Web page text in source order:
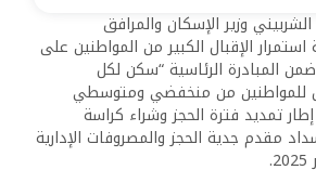
وزير الإسكان والمرافق
استمرار الإقبال الكبير من المواطنين على
ضمن المبادرة الرئاسية “سكن لكل
المخصص للمواطنين من منخفضي ومتوسطي
تمديد فترة الحجز وشراء كراسة
مقدم جدية الحجز والمصروفات الإدارية